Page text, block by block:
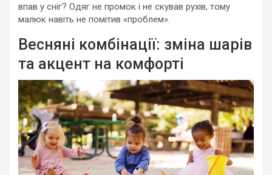
впав у сніг? Одяг не промок і не скував рухів, тому
малюк навіть не помітив «проблем».
Весняні комбінації: зміна шарів
та акцент на комфорті